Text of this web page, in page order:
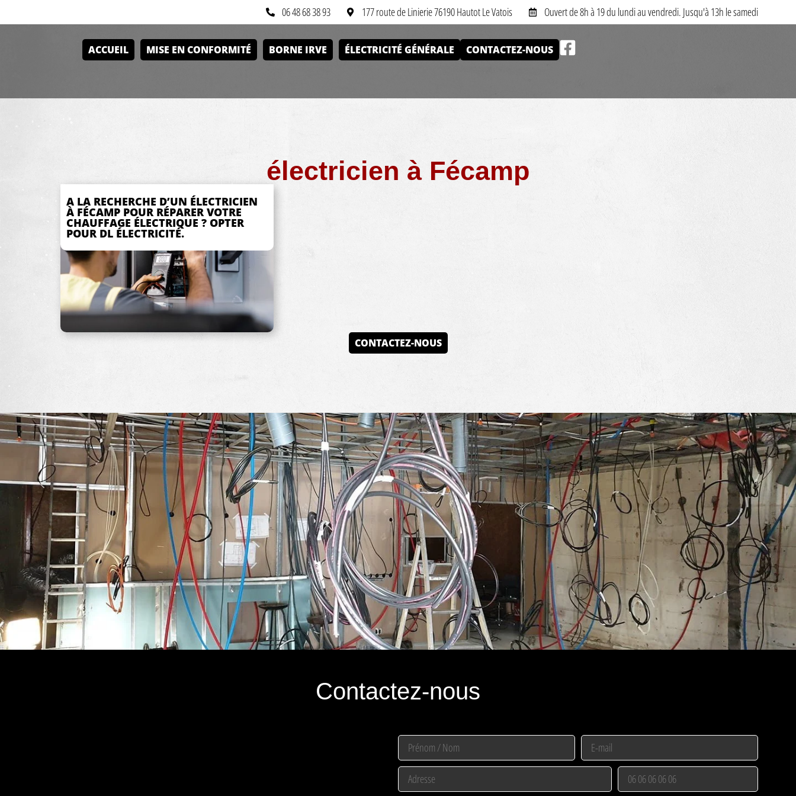
06 48 68 38 93 177 route de Linierie 76190 Hautot Le Vatois Ouvert de 8h à 19 du lundi au vendredi. Jusqu'à 13h le samedi
ACCUEIL MISE EN CONFORMITÉ BORNE IRVE ÉLECTRICITÉ GÉNÉRALE CONTACTEZ-NOUS
électricien à Fécamp
A LA RECHERCHE D’UN ÉLECTRICIEN
À FÉCAMP POUR RÉPARER VOTRE
CHAUFFAGE ÉLECTRIQUE ? OPTER
POUR DL ÉLECTRICITÉ.
CONTACTEZ-NOUS
Contactez-nous